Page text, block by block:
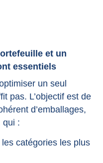
et un
essentiels
un seul
pas. L’objectif est de
d’emballages,
qui :
catégories les plus